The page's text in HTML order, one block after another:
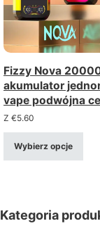
Fizzy Nova
akumulator
vape podwójna
siatkowa, ekran
i hurtowo
Z €5.60
Wybierz opcje
Kategoria